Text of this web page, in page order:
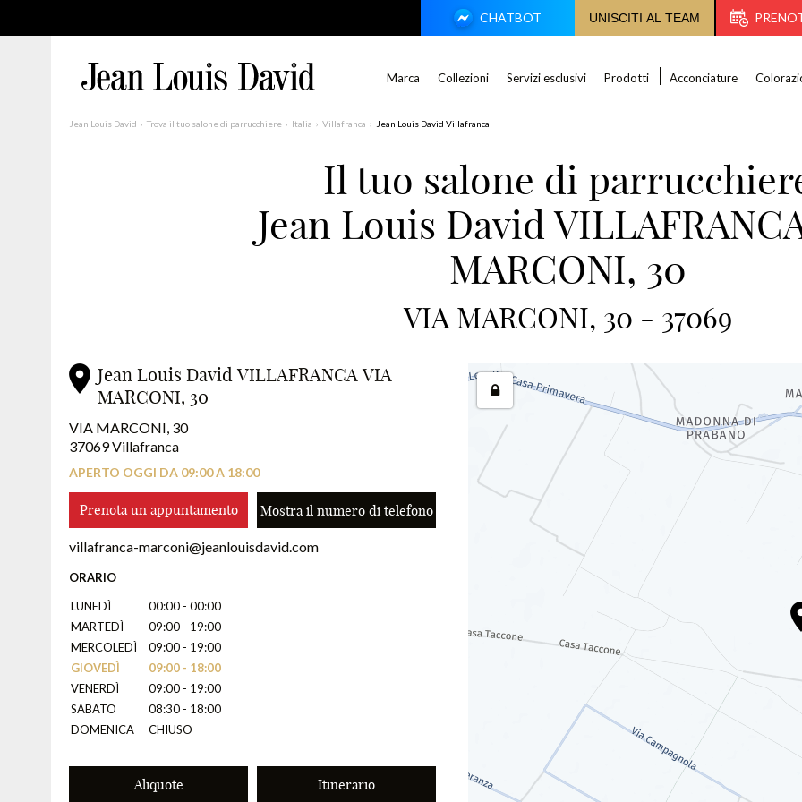
CHATBOT UNISCITI AL TEAM
Marca Collezioni Servizi esclusivi Prodotti Acconciature
Italia
Jean Louis David Trova il tuo salone di parrucchiere Italia Villafranca Jean Louis David Villafranca
Il tuo salone di
Jean Louis David
MARCONI, 30
VIA MARCONI, 30 - 37069
Jean Louis David VILLAFRANCA VIA
MARCONI, 30
VIA MARCONI, 30
37069 Villafranca
APERTO OGGI DA 09:00 A 18:00
Prenota un appuntamento Mostra il numero di telefono
villafranca-marconi@jeanlouisdavid.com
ORARIO
LUNEDÌ
00:00 - 00:00
MARTEDÌ
09:00 - 19:00
MERCOLEDÌ
09:00 - 19:00
GIOVEDÌ
09:00 - 18:00
VENERDÌ
09:00 - 19:00
SABATO
08:30 - 18:00
DOMENICA
CHIUSO
Aliquote Itinerario